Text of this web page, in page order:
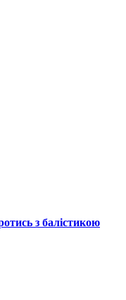
з балістикою